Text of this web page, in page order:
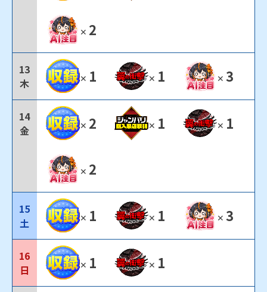
✕ 2
13
木
✕ 1 ✕ 1 ✕ 3
14
金
✕ 2 ✕ 1 ✕ 1
✕ 2
15
土
✕ 1 ✕ 1 ✕ 3
16
日
✕ 1 ✕ 1